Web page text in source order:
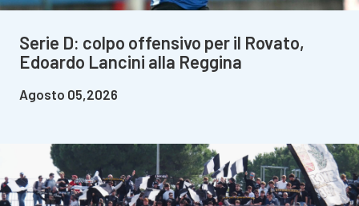
Serie D: colpo offensivo per il Rovato,
Edoardo Lancini alla Reggina
Agosto 05,2026